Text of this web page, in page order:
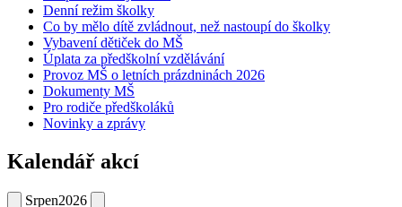
Denní režim školky
Co by mělo dítě zvládnout, než nastoupí do školky
Vybavení dětiček do MŠ
Úplata za předškolní vzdělávání
Provoz MŠ o letních prázdninách 2026
Dokumenty MŠ
Pro rodiče předškoláků
Novinky a zprávy
Kalendář akcí
Srpen2026